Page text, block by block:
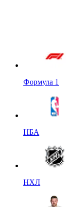
Формула 1
НБА
НХЛ